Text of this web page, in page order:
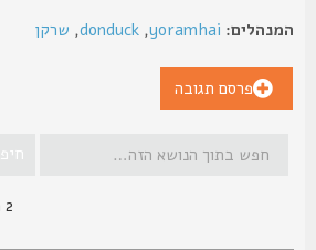
yoramhai
,
donduck
,שרקן
פרסם תגובה